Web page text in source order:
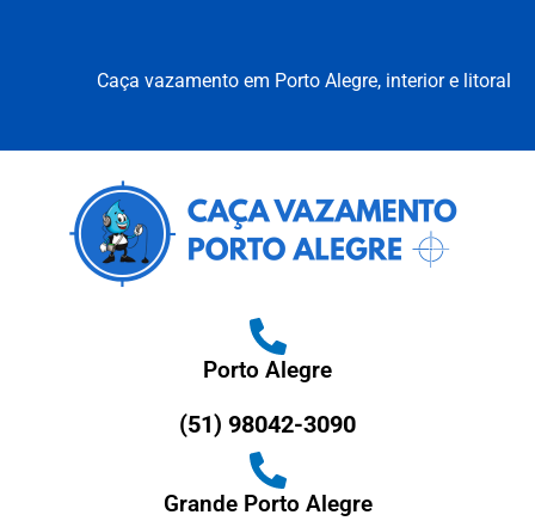
Caça vazamento em Porto Alegre, interior e litoral
Porto Alegre
(51) 98042-3090
Grande Porto Alegre